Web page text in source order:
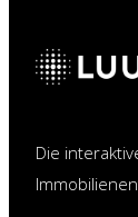
Die